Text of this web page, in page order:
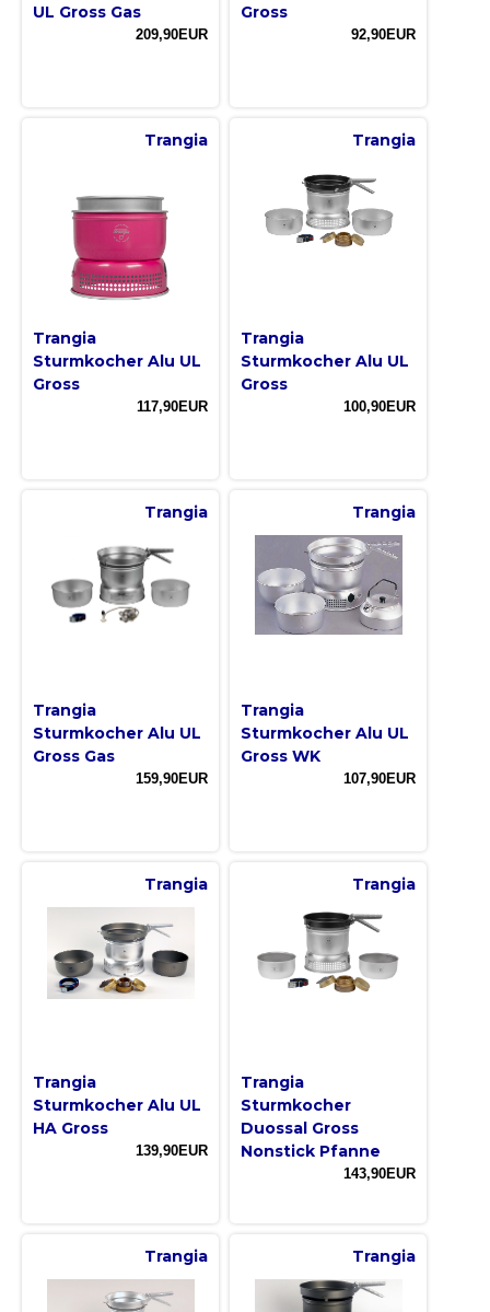
UL Gross Gas
209,90EUR
Gross
92,90EUR
Trangia
Trangia
Sturmkocher Alu UL
Gross
117,90EUR
Trangia
Trangia
Sturmkocher Alu UL
Gross
100,90EUR
Trangia
Trangia
Sturmkocher Alu UL
Gross Gas
159,90EUR
Trangia
Trangia
Sturmkocher Alu UL
Gross WK
107,90EUR
Trangia
Trangia
Sturmkocher Alu UL
HA Gross
139,90EUR
Trangia
Trangia
Sturmkocher
Duossal Gross
Nonstick Pfanne
143,90EUR
Trangia Trangia